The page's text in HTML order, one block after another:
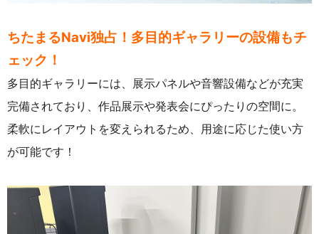
ちたまるNavi独占！多目的ギャラリーの設備もチ
ェック！
多目的ギャラリーには、展示パネルや音響設備などが充実
完備されており、作品展示や発表会にぴったりの空間に。
柔軟にレイアウトを変えられるため、用途に応じた使い方
が可能です！